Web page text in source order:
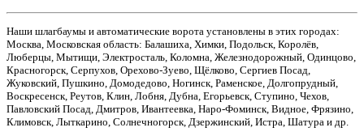
Наши шлагбаумы и автоматические ворота установлены в этих городах:
Москва, Московская область: Балашиха, Химки, Подольск, Королёв,
Люберцы, Мытищи, Электросталь, Коломна, Железнодорожный, Одинцово,
Красногорск, Серпухов, Орехово-Зуево, Щёлково, Сергиев Посад,
Жуковский, Пушкино, Домодедово, Ногинск, Раменское, Долгопрудный,
Воскресенск, Реутов, Клин, Лобня, Дубна, Егорьевск, Ступино, Чехов,
Павловский Посад, Дмитров, Ивантеевка, Наро-Фоминск, Видное, Фрязино,
Климовск, Лыткарино, Солнечногорск, Дзержинский, Истра, Шатура и др.